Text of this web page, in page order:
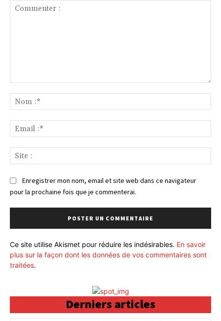
:*
:*
:
Enregistrer mon nom, email et site web dans ce navigateur
pour la prochaine fois que je commenterai.
Ce site utilise Akismet pour réduire les indésirables. En savoir
plus sur la façon dont les données de vos commentaires sont
traitées.
Derniers articles